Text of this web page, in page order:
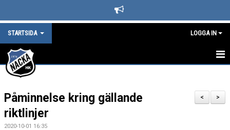
STARTSIDA LOGGA IN
STARTSIDA
DET HÄNDER I NACKA HK
LEDARE
>
<
Påminnelse kring gällande
riktlinjer
2020-10-01 16:35